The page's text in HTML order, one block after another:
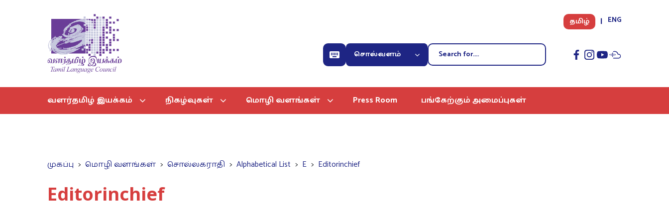
தமிழ் ENG
சொல்வளம்
வளர்தமிழ் இயக்கம் நிகழ்வுகள் மொழி வளங்கள் Press Room பங்கேற்கும் அமைப்புகள்
முகப்பு மொழி வளங்கள் சொல்லகராதி Alphabetical List E Editorinchief
Editorinchief